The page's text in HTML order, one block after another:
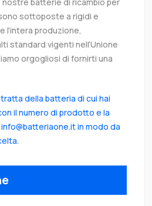
nostre batterie di ricambio per
sottoposte a rigidi e
l’intera produzione,
standard vigenti nell’Unione
orgogliosi di fornirti una
della batteria di cui hai
il numero di prodotto e la
in modo da